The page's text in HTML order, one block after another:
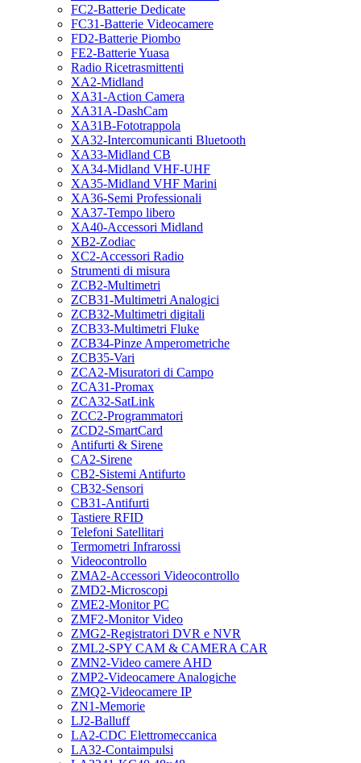
FC2-Batterie Dedicate
FC31-Batterie Videocamere
FD2-Batterie Piombo
FE2-Batterie Yuasa
Radio Ricetrasmittenti
XA2-Midland
XA31-Action Camera
XA31A-DashCam
XA31B-Fototrappola
XA32-Intercomunicanti Bluetooth
XA33-Midland CB
XA34-Midland VHF-UHF
XA35-Midland VHF Marini
XA36-Semi Professionali
XA37-Tempo libero
XA40-Accessori Midland
XB2-Zodiac
XC2-Accessori Radio
Strumenti di misura
ZCB2-Multimetri
ZCB31-Multimetri Analogici
ZCB32-Multimetri digitali
ZCB33-Multimetri Fluke
ZCB34-Pinze Amperometriche
ZCB35-Vari
ZCA2-Misuratori di Campo
ZCA31-Promax
ZCA32-SatLink
ZCC2-Programmatori
ZCD2-SmartCard
Antifurti & Sirene
CA2-Sirene
CB2-Sistemi Antifurto
CB32-Sensori
CB31-Antifurti
Tastiere RFID
Telefoni Satellitari
Termometri Infrarossi
Videocontrollo
ZMA2-Accessori Videocontrollo
ZMD2-Microscopi
ZME2-Monitor PC
ZMF2-Monitor Video
ZMG2-Registratori DVR e NVR
ZML2-SPY CAM & CAMERA CAR
ZMN2-Video camere AHD
ZMP2-Videocamere Analogiche
ZMQ2-Videocamere IP
ZN1-Memorie
LJ2-Balluff
LA2-CDC Elettromeccanica
LA32-Contaimpulsi